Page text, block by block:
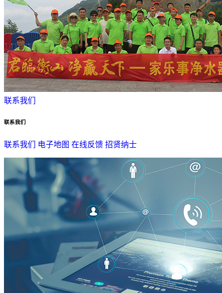
联系我们
联系我们
联系我们 电子地图 在线反馈 招贤纳士